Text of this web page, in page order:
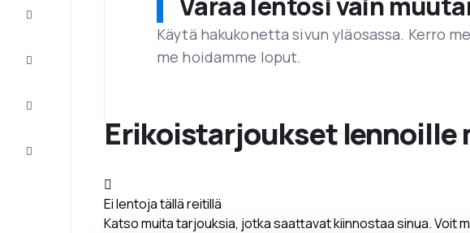
Käytä hakukonetta sivun yläosassa. Kerro
me hoidamme loput.
Erikoistarjoukset lennoille
Ei lentoja tällä reitillä
Katso muita tarjouksia, jotka saattavat kiinnostaa sinua. Voit